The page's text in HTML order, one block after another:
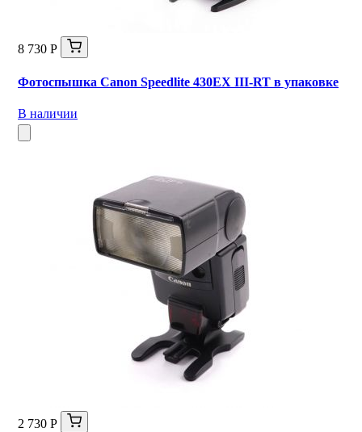
8 730 Р
Фотоспышка Canon Speedlite 430EX III-RT в упаковке
В наличии
2 730 Р